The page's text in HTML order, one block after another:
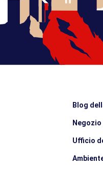
Blog
Ufficio